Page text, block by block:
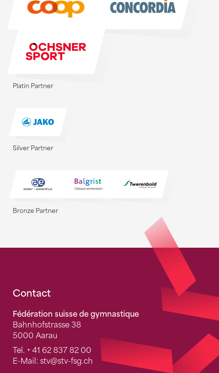
Platin Partner
Silver Partner
Bronze Partner
Fusszeile
Contact
Fédération suisse de gymnastique
Bahnhofstrasse 38
5000 Aarau
Tel. + 41 62 837 82 00
E-Mail: stv@stv-fsg.ch